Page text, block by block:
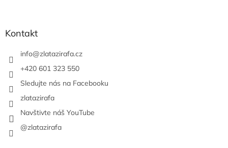
Kontakt
info@zlatazirafa.cz
+420 601 323 550
Sledujte nás na Facebooku
zlatazirafa
Navštivte náš YouTube
@zlatazirafa